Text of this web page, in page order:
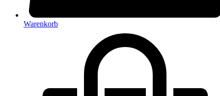
Warenkorb